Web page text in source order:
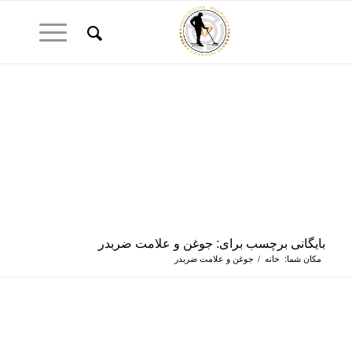
بایگانی برچسب برای: جوغن و علامت ضربدر
مکان شما: خانه / جوغن و علامت ضربدر